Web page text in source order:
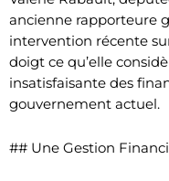
ancienne rapporteure
intervention récente
doigt ce qu’elle
insatisfaisante des
gouvernement actuel.
## Une Gestion